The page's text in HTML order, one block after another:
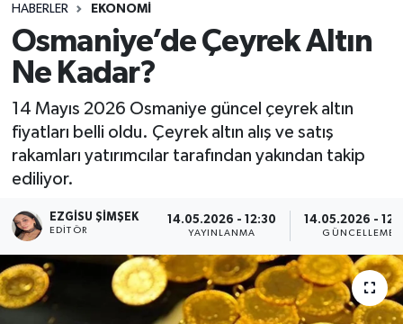
HABERLER EKONOMI
Osmaniye’de Çeyrek Altın
Ne Kadar?
14 Mayıs 2026 Osmaniye güncel çeyrek altın
fiyatları belli oldu. Çeyrek altın alış ve satış
rakamları yatırımcılar tarafından yakından takip
ediliyor.
EZGISU ŞIMŞEK
EDITÖR
14.05.2026 - 12:30
YAYINLANMA
14.05.2026 -
GÜNCELLEME
SPOR
RESMİ İLANLAR
Son Dakika Haberleri
Haber Arşivi